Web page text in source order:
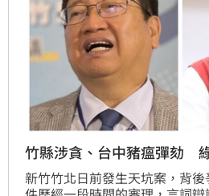
竹縣涉貪、台中豬瘟彈劾
新竹竹北日前發生天坑案，背